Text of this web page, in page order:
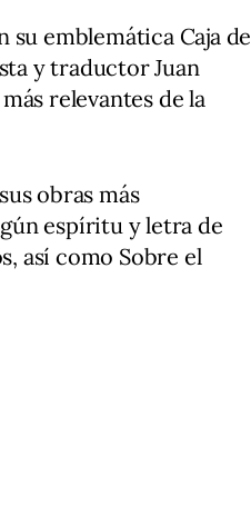
emblemática Caja de
y traductor Juan
relevantes de la
obras más
espíritu y letra de
así como Sobre el